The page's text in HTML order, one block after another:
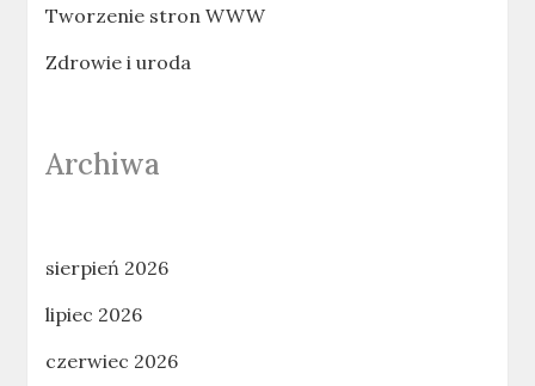
Tworzenie stron WWW
Zdrowie i uroda
Archiwa
sierpień 2026
lipiec 2026
czerwiec 2026